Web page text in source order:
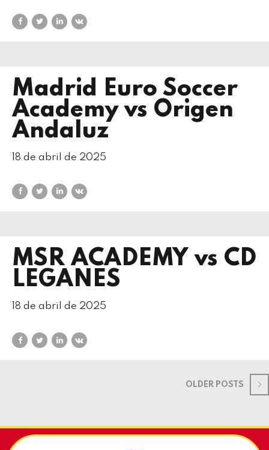
Madrid Euro Soccer
Academy vs Origen
Andaluz
18 de abril de 2025
MSR ACADEMY vs CD
LEGANES
18 de abril de 2025
OLDER POSTS